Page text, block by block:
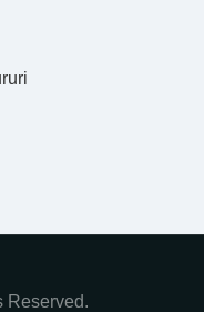
Reserved.